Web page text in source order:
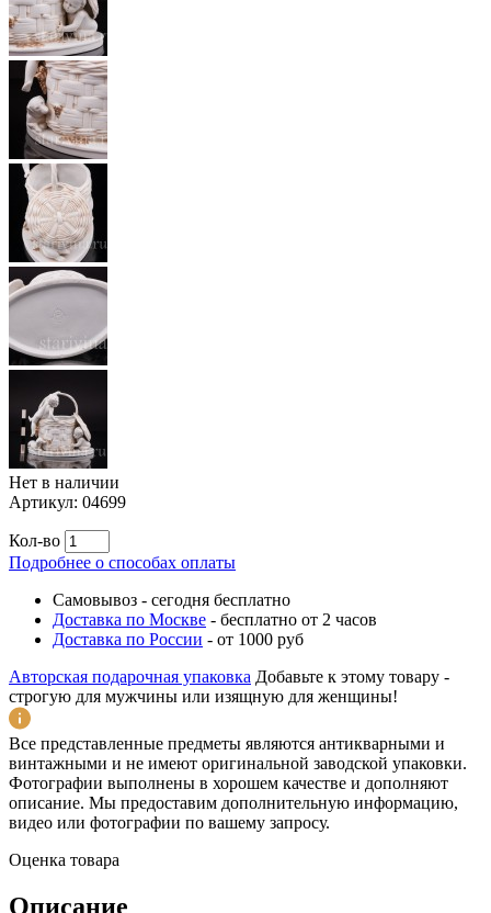
Нет в наличии
Артикул: 04699
Кол-во
Подробнее о способах оплаты
Самовывоз - сегодня бесплатно
Доставка по Москве - бесплатно от 2 часов
Доставка по России - от 1000 руб
Авторская подарочная упаковка Добавьте к этому товару -
строгую для мужчины или изящную для женщины!
Все представленные предметы являются антикварными и
винтажными и не имеют оригинальной заводской упаковки.
Фотографии выполнены в хорошем качестве и дополняют
описание. Мы предоставим дополнительную информацию,
видео или фотографии по вашему запросу.
Оценка товара
Описание